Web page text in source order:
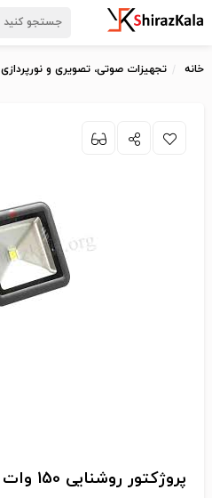
خانه تجهیزات صوتی، تصویری و نورپردازی
پروژکتور روشنایی 150 وات